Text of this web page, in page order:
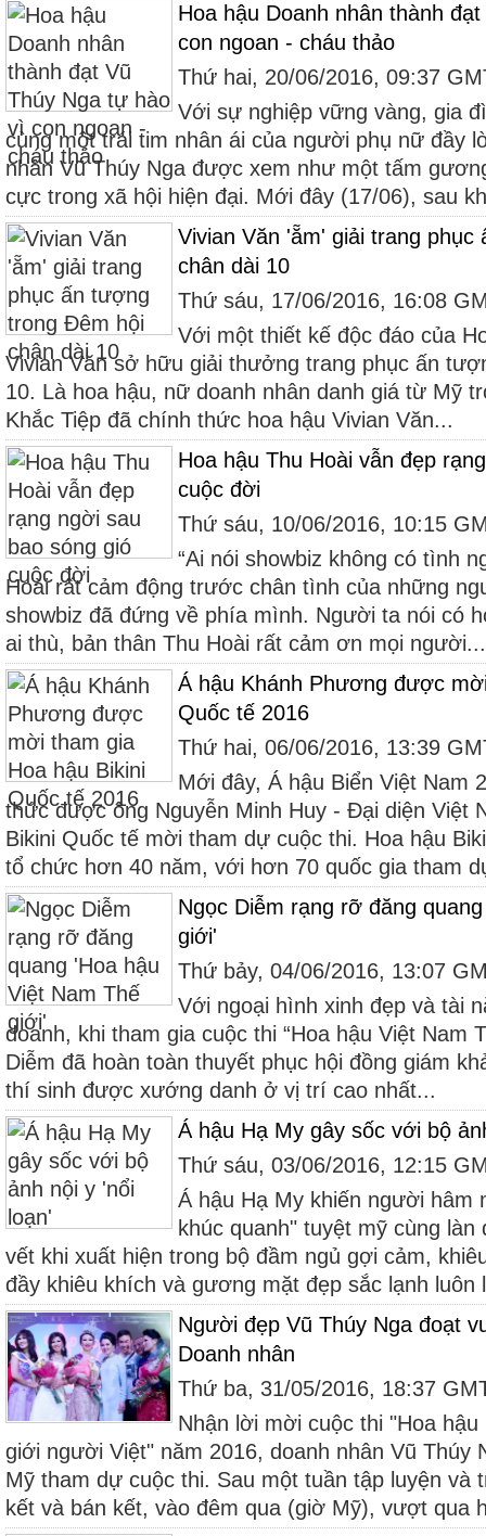
Hoa hậu Doanh nhân thành
con ngoan - cháu thảo
Thứ hai, 20/06/2016, 09:37
Với sự nghiệp vững vàng, gia
cùng một trái tim nhân ái của người phụ nữ đầy
nhân Vũ Thúy Nga được xem như một tấm
cực trong xã hội hiện đại. Mới đây (17/06), sau
Vivian Văn 'ẵm' giải trang
chân dài 10
Thứ sáu, 17/06/2016, 16:08
Với một thiết kế độc đáo của
Vivian Văn sở hữu giải thưởng trang phục ấn
10. Là hoa hậu, nữ doanh nhân danh giá từ Mỹ
Khắc Tiệp đã chính thức hoa hậu Vivian Văn...
Hoa hậu Thu Hoài vẫn đẹp
cuộc đời
Thứ sáu, 10/06/2016, 10:15
“Ai nói showbiz không có tình
Hoài rất cảm động trước chân tình của những
showbiz đã đứng về phía mình. Người ta nói có
ai thù, bản thân Thu Hoài rất cảm ơn mọi người...
Á hậu Khánh Phương được
Quốc tế 2016
Thứ hai, 06/06/2016, 13:39
Mới đây, Á hậu Biển Việt Nam
thức được ông Nguyễn Minh Huy - Đại diện Việt
Bikini Quốc tế mời tham dự cuộc thi. Hoa hậu
tổ chức hơn 40 năm, với hơn 70 quốc gia tham
Ngọc Diễm rạng rỡ đăng
giới'
Thứ bảy, 04/06/2016, 13:07
Với ngoại hình xinh đẹp và tài
doanh, khi tham gia cuộc thi “Hoa hậu Việt Nam
Diễm đã hoàn toàn thuyết phục hội đồng giám
thí sinh được xướng danh ở vị trí cao nhất...
Á hậu Hạ My gây sốc với bộ
Thứ sáu, 03/06/2016, 12:15
Á hậu Hạ My khiến người hâm
khúc quanh" tuyệt mỹ cùng
vết khi xuất hiện trong bộ đầm ngủ gợi cảm,
đầy khiêu khích và gương mặt đẹp sắc lạnh luôn
Người đẹp Vũ Thúy Nga đoạt
Doanh nhân
Thứ ba, 31/05/2016, 18:37
Nhận lời mời cuộc thi "Hoa
giới người Việt" năm 2016, doanh nhân Vũ Thúy
Mỹ tham dự cuộc thi. Sau một tuần tập luyện và
kết và bán kết, vào đêm qua (giờ Mỹ), vượt qua